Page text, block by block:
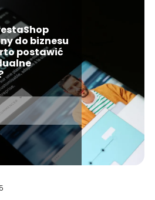
do biznesu
postawić